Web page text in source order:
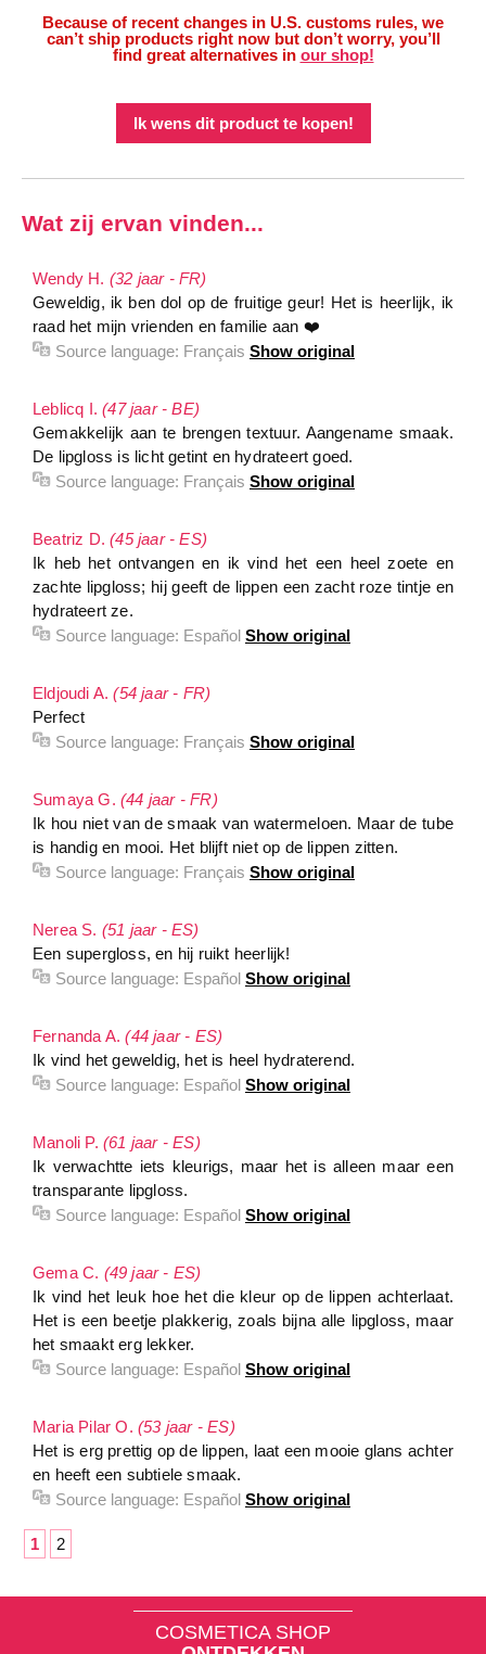
Because of recent changes in U.S. customs rules, we
can’t ship products right now but don’t worry, you’ll
find great alternatives in our shop!
Ik wens dit product te kopen!
Wat zij ervan vinden...
Wendy H. (32 jaar - FR)
Geweldig, ik ben dol op de fruitige geur! Het is heerlijk, ik
raad het mijn vrienden en familie aan ❤️
Source language: Français Show original
Leblicq I.(47 jaar - BE)
Gemakkelijk aan te brengen textuur. Aangename smaak.
De lipgloss is licht getint en hydrateert goed.
Source language: Français Show original
Beatriz D.(45 jaar - ES)
Ik heb het ontvangen en ik vind het een heel zoete en
zachte lipgloss; hij geeft de lippen een zacht roze tintje en
hydrateert ze.
Source language: Español Show original
Eldjoudi A.(54 jaar - FR)
Perfect
Source language: Français Show original
Sumaya G. (44 jaar - FR)
Ik hou niet van de smaak van watermeloen. Maar de tube
is handig en mooi. Het blijft niet op de lippen zitten.
Source language: Français Show original
Nerea S. (51 jaar - ES)
Een supergloss, en hij ruikt heerlijk!
Source language: Español Show original
Fernanda A.(44 jaar - ES)
Ik vind het geweldig, het is heel hydraterend.
Source language: Español Show original
Manoli P. (61 jaar - ES)
Ik verwachtte iets kleurigs, maar het is alleen maar een
transparante lipgloss.
Source language: Español Show original
Gema C. (49 jaar - ES)
Ik vind het leuk hoe het die kleur op de lippen achterlaat.
Het is een beetje plakkerig, zoals bijna alle lipgloss, maar
het smaakt erg lekker.
Source language: Español Show original
Maria Pilar O. (53 jaar - ES)
Het is erg prettig op de lippen, laat een mooie glans achter
en heeft een subtiele smaak.
Source language: Español Show original
1 2
COSMETICA SHOP